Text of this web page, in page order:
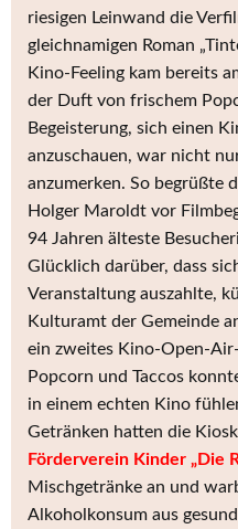
riesigen Leinwand die
gleichnamigen Roman
Kino-Feeling kam bereits
der Duft von frischem
Begeisterung, sich einen
anzuschauen, war nicht
anzumerken. So begrüßte
Holger Maroldt vor
94 Jahren älteste
Glücklich darüber, dass
Veranstaltung auszahlte,
Kulturamt der Gemeinde
ein zweites Kino-Open-
Popcorn und Taccos
in einem echten Kino
Getränken hatten die
Förderverein Kinder „Die
Mischgetränke an und
Alkoholkonsum aus